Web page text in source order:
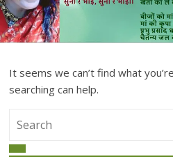
It seems we can’t find what
searching can help.